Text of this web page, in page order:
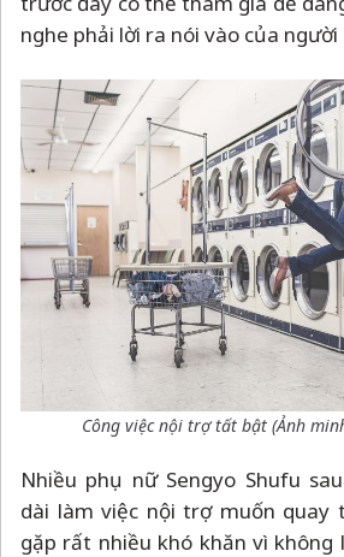
nghe phải lời ra nói vào của người
Công việc nội trợ tất bật (Ảnh
Nhiều phụ nữ Sengyo Shufu
dài làm việc nội trợ muốn quay
gặp rất nhiều khó khăn vì không